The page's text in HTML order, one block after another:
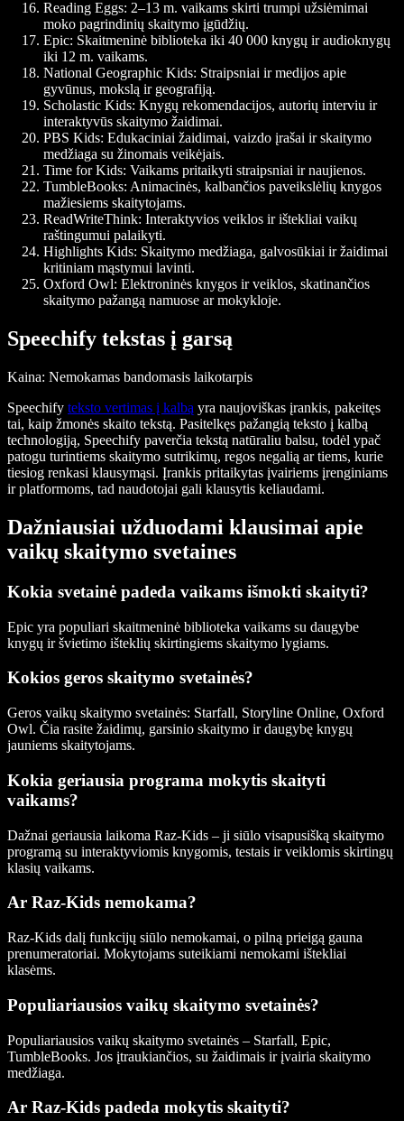
Reading Eggs: 2–13 m. vaikams skirti trumpi užsiėmimai
moko pagrindinių skaitymo įgūdžių.
Epic: Skaitmeninė biblioteka iki 40 000 knygų ir audioknygų
iki 12 m. vaikams.
National Geographic Kids: Straipsniai ir medijos apie
gyvūnus, mokslą ir geografiją.
Scholastic Kids: Knygų rekomendacijos, autorių interviu ir
interaktyvūs skaitymo žaidimai.
PBS Kids: Edukaciniai žaidimai, vaizdo įrašai ir skaitymo
medžiaga su žinomais veikėjais.
Time for Kids: Vaikams pritaikyti straipsniai ir naujienos.
TumbleBooks: Animacinės, kalbančios paveikslėlių knygos
mažiesiems skaitytojams.
ReadWriteThink: Interaktyvios veiklos ir ištekliai vaikų
raštingumui palaikyti.
Highlights Kids: Skaitymo medžiaga, galvosūkiai ir žaidimai
kritiniam mąstymui lavinti.
Oxford Owl: Elektroninės knygos ir veiklos, skatinančios
skaitymo pažangą namuose ar mokykloje.
Speechify tekstas į garsą
Kaina: Nemokamas bandomasis laikotarpis
Speechify teksto vertimas į kalbą yra naujoviškas įrankis, pakeitęs
tai, kaip žmonės skaito tekstą. Pasitelkęs pažangią teksto į kalbą
technologiją, Speechify paverčia tekstą natūraliu balsu, todėl ypač
patogu turintiems skaitymo sutrikimų, regos negalią ar tiems, kurie
tiesiog renkasi klausymąsi. Įrankis pritaikytas įvairiems įrenginiams
ir platformoms, tad naudotojai gali klausytis keliaudami.
Dažniausiai užduodami klausimai apie
vaikų skaitymo svetaines
Kokia svetainė padeda vaikams išmokti skaityti?
Epic yra populiari skaitmeninė biblioteka vaikams su daugybe
knygų ir švietimo išteklių skirtingiems skaitymo lygiams.
Kokios geros skaitymo svetainės?
Geros vaikų skaitymo svetainės: Starfall, Storyline Online, Oxford
Owl. Čia rasite žaidimų, garsinio skaitymo ir daugybę knygų
jauniems skaitytojams.
Kokia geriausia programa mokytis skaityti
vaikams?
Dažnai geriausia laikoma Raz-Kids – ji siūlo visapusišką skaitymo
programą su interaktyviomis knygomis, testais ir veiklomis skirtingų
klasių vaikams.
Ar Raz-Kids nemokama?
Raz-Kids dalį funkcijų siūlo nemokamai, o pilną prieigą gauna
prenumeratoriai. Mokytojams suteikiami nemokami ištekliai
klasėms.
Populiariausios vaikų skaitymo svetainės?
Populiariausios vaikų skaitymo svetainės – Starfall, Epic,
TumbleBooks. Jos įtraukiančios, su žaidimais ir įvairia skaitymo
medžiaga.
Ar Raz-Kids padeda mokytis skaityti?